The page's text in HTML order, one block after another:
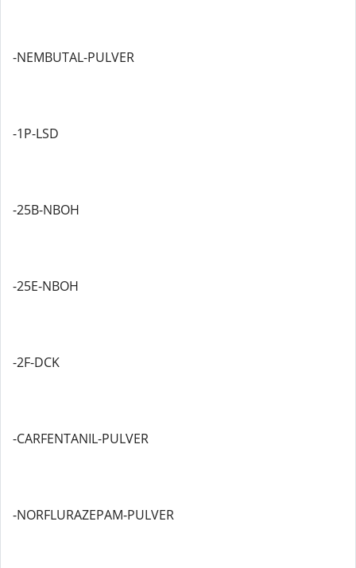
-NEMBUTAL-PULVER
-1P-LSD
-25B-NBOH
-25E-NBOH
-2F-DCK
-CARFENTANIL-PULVER
-NORFLURAZEPAM-PULVER